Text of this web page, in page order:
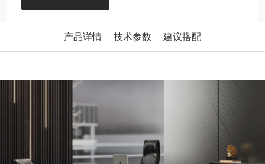
产品详情 技术参数 建议搭配